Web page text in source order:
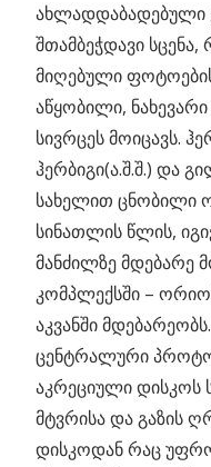
ახლადდაბადებული
შთამბეჭდავი
მიღებული
აწყობილი,
სივრცეს მოიცავს.
ჰერბიგი(ა.შ.შ.) და
სახელით ცნობილი
სინათლის წლის,
მანძილზე
კომპლექსში –
აკვანში
ცენტრალური
აკრეციული დისკოს
მტვრისა და გაზის
დისკოდან რაც უფრო